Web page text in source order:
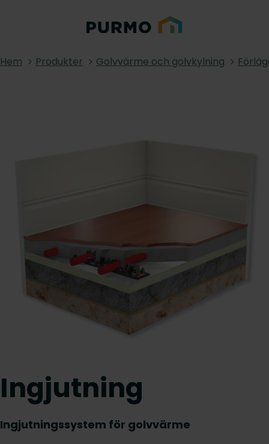
Hem Produkter Golvvärme och golvkylning
Ingjutning
Ingjutningssystem för golvvärme